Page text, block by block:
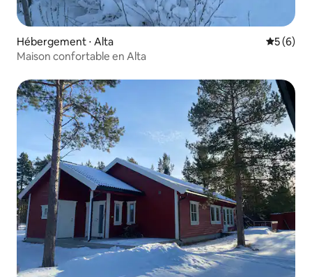
Hébergement ⋅ Alta
5 (6)
Maison confortable en Alta